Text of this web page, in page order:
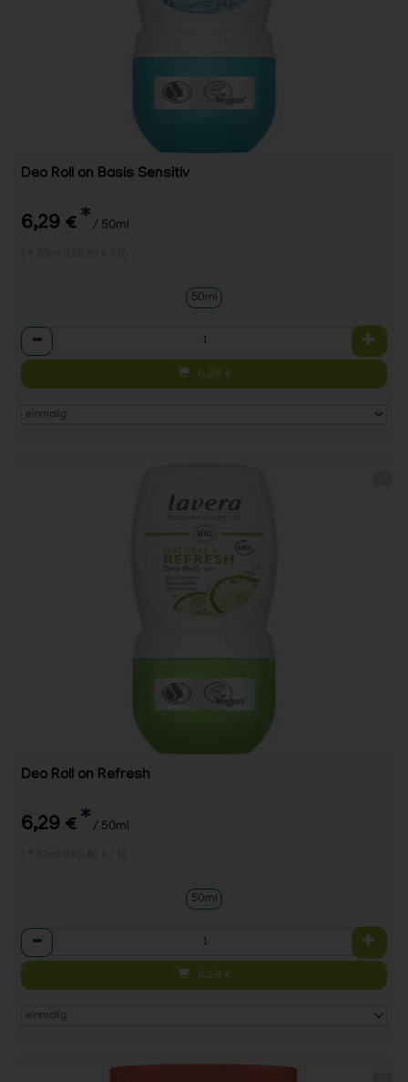
Deo Roll on Basis Sensitiv
6,29 € * / 50ml
50ml
Anzahl
6,29 €
Deo Roll on Refresh
6,29 € * / 50ml
50ml
Anzahl
6,29 €